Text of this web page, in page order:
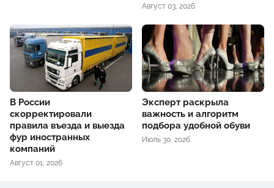
Август 03, 2026
В России
скорректировали
правила въезда и выезда
фур иностранных
компаний
Август 01, 2026
Эксперт раскрыла
важность и алгоритм
подбора удобной обуви
Июль 30, 2026